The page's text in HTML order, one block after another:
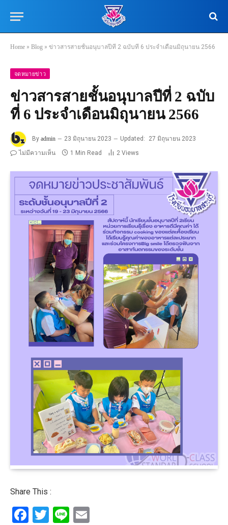
Home » Blog » ข่าวสารสายชั้นอนุบาลปีที่ 2 ฉบับที่ 6 ประจำเดือนมิถุนายน 2566
จดหมายข่าว
ข่าวสารสายชั้นอนุบาลปีที่ 2 ฉบับ
ที่ 6 ประจำเดือนมิถุนายน 2566
By admin 23 มิถุนายน 2023 Updated:
27 มิถุนายน 2023
ไม่มีความเห็น
1 Min Read 2 Views
Share This :
Facebook
Twitter
Line